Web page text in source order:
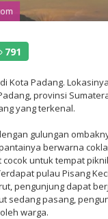
791
Kota Padang.
provinsi
yang terkenal.
gulungan
berwarna
untuk tempat
pulau Pisang
pengunjung dapat
sedang pasang,
warga.